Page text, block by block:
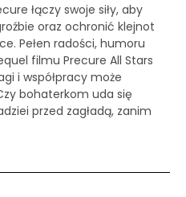
łączy swoje siły, aby
oraz ochronić klejnot
Pełen radości, humoru
filmu Precure All Stars
i współpracy może
bohaterkom uda się
przed zagładą, zanim